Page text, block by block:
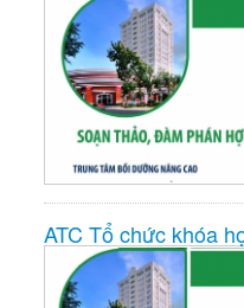
ATC Tổ chức khóa